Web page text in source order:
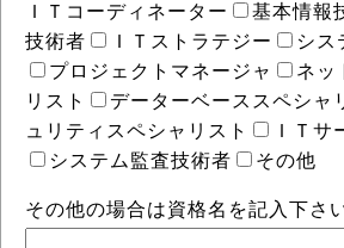
ＩＴコーディネーター
基本情報
技術者
ＩＴストラテジー
シス
プロジェクトマネージャ
ネッ
リスト
データーベーススペシャ
ュリティスペシャリスト
ＩＴサ
システム監査技術者
その他
その他の場合は資格名を記入下さ